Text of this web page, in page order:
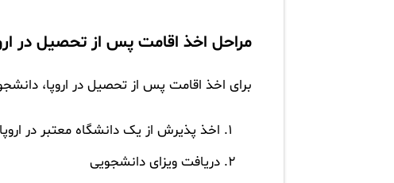
مراحل اخذ اقامت پس از تحصیل در
برای اخذ اقامت پس از تحصیل در اروپا،
اخذ پذیرش از یک دانشگاه معتبر در اروپا
دریافت ویزای دانشجویی